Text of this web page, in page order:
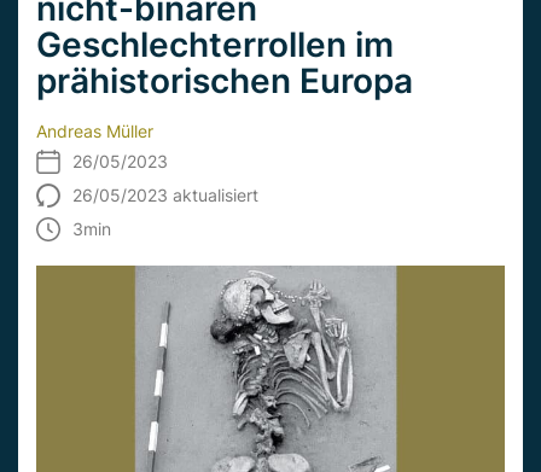
nicht-binären
Geschlechterrollen im
prähistorischen Europa
Andreas Müller
26/05/2023
26/05/2023 aktualisiert
3min